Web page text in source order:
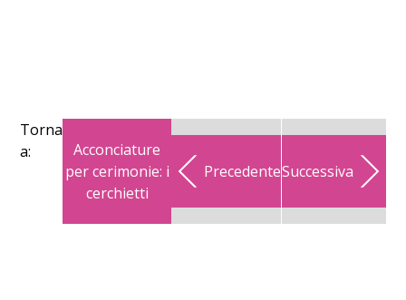
Torna
a:
Acconciature
per cerimonie: i
cerchietti
PrecedenteSuccessiva